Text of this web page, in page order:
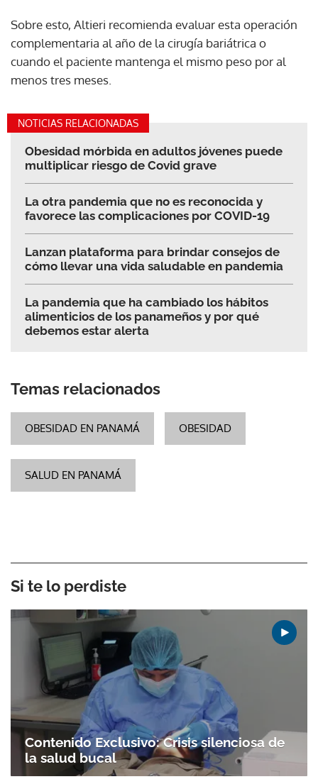
Sobre esto, Altieri recomienda evaluar esta operación
complementaria al año de la cirugía bariátrica o
cuando el paciente mantenga el mismo peso por al
menos tres meses.
NOTICIAS RELACIONADAS
Obesidad mórbida en adultos jóvenes puede
multiplicar riesgo de Covid grave
La otra pandemia que no es reconocida y
favorece las complicaciones por COVID-19
Lanzan plataforma para brindar consejos de
cómo llevar una vida saludable en pandemia
La pandemia que ha cambiado los hábitos
alimenticios de los panameños y por qué
debemos estar alerta
Temas relacionados
OBESIDAD EN PANAMÁ OBESIDAD
SALUD EN PANAMÁ
Si te lo perdiste
Contenido Exclusivo: Crisis silenciosa de
la salud bucal